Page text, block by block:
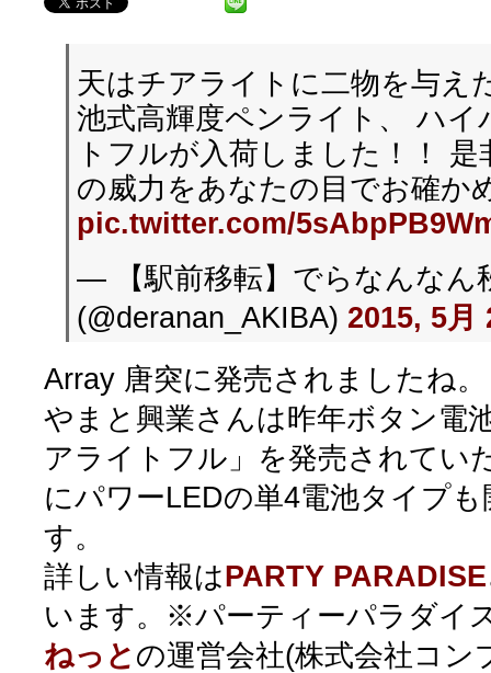
天はチアライトに二物を与え
池式高輝度ペンライト、 ハイ
トフルが入荷しました！！
の威力をあなたの目でお確
pic.twitter.com/
— 【駅前移転】でらなんなん
(@deranan_AKIBA) 2015, 5月
Array 唐突に発売されましたね。
やまと興業さんは昨年ボタン電
アライトフル」を発売されてい
にパワーLEDの単4電池タイプ
す。
詳しい情報はPARTY PARADISE
います。※パーティーパラダイ
ねっとの運営会社(株式会社コン